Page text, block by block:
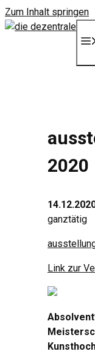
Zum Inhalt springen
2020
ganztätig
Link zur